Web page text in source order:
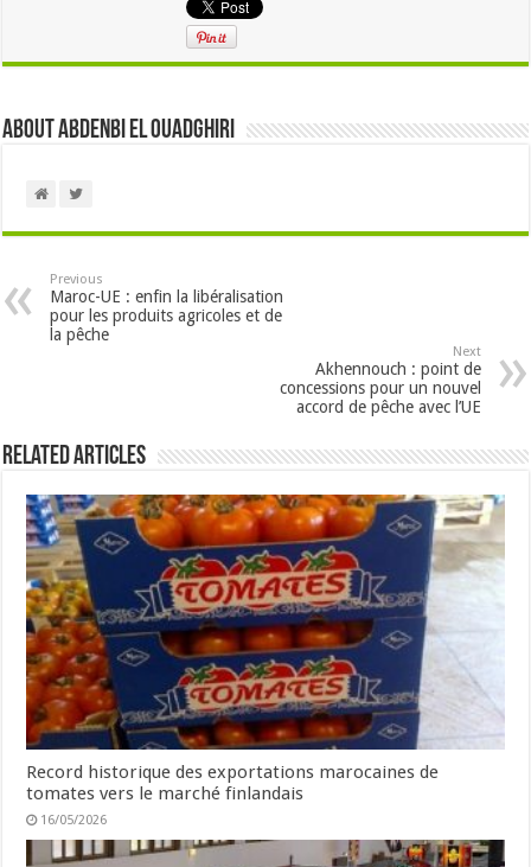
About Abdenbi EL OUADGHIRI
Previous
Maroc-UE : enfin la libéralisation
pour les produits agricoles et de
la pêche
Next
Akhennouch : point de
concessions pour un nouvel
accord de pêche avec l’UE
Related Articles
Record historique des exportations marocaines de
tomates vers le marché finlandais
16/05/2026